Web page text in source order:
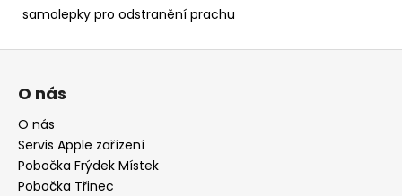
samolepky pro odstranění prachu
Z
O nás
O nás
Servis Apple zařízení
Pobočka Frýdek Místek
Pobočka Třinec